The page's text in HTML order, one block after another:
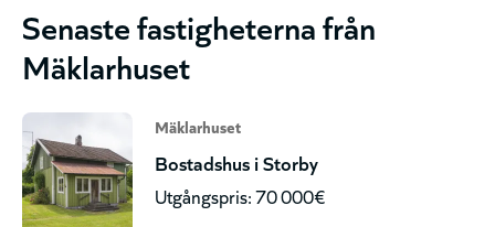
Senaste fastigheterna från
Mäklarhuset
Mäklarhuset
Bostadshus i Storby
Utgångspris: 70 000€